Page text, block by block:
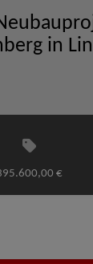
in
€